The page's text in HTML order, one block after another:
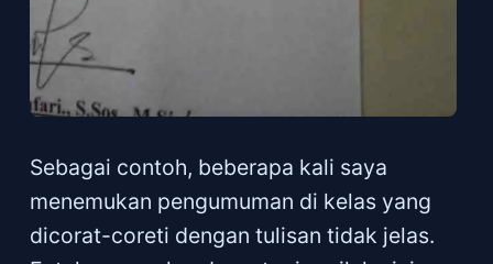
Sebagai contoh, beberapa kali saya
menemukan pengumuman di kelas yang
dicorat-coreti dengan tulisan tidak jelas.